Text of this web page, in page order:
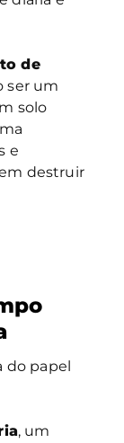
de
ser um
solo
e
destruir
do papel
, um